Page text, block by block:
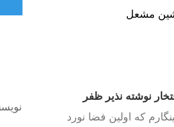
مشعل
نوشته نذیر ظفر
که اولین فضا نورد